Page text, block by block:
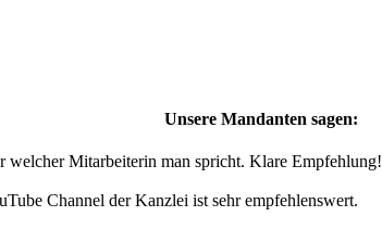
Unsere Mandanten sagen:
welcher Mitarbeiterin man spricht. Klare Empfehlung!
Channel der Kanzlei ist sehr empfehlenswert.